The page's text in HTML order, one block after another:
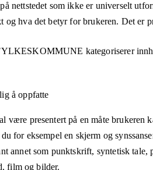
nettstedet som ikke er universelt
og hva det betyr for brukeren. Det er
kategoriserer
å oppfatte
være presentert på en måte brukeren
for eksempel en skjerm og
annet som punktskrift, syntetisk
film og bilder.